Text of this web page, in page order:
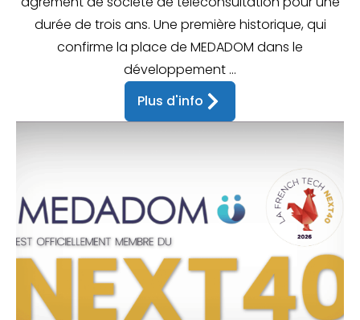
durée de trois ans. Une première historique, qui
confirme la place de MEDADOM dans le
développement ...
Plus d'info